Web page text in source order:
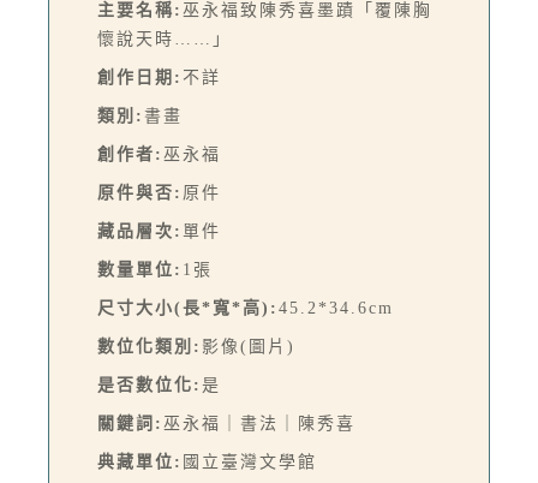
主要名稱: 巫永福致陳秀喜墨蹟「覆陳胸
懷說天時……」
創作日期: 不詳
類別: 書畫
創作者: 巫永福
原件與否: 原件
藏品層次: 單件
數量單位: 1張
尺寸大小(長*寬*高): 45.2*34.6cm
數位化類別: 影像(圖片)
是否數位化: 是
關鍵詞: 巫永福｜書法｜陳秀喜
典藏單位: 國立臺灣文學館